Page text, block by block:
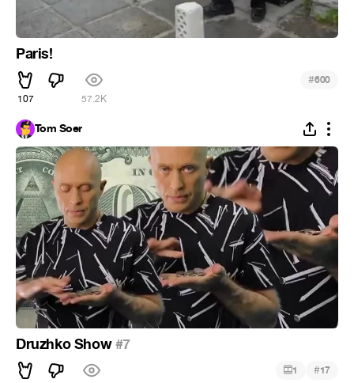
Paris!
107 57.2K
#600
Tom Soer
Druzhko Show#7
1 #17